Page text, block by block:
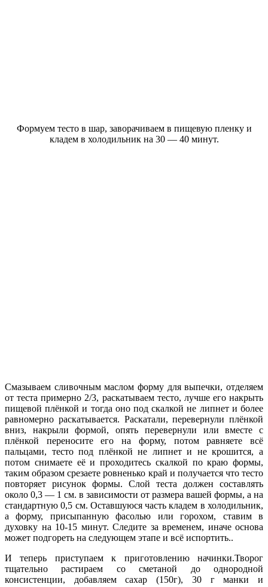
Формуем тесто в шар, заворачиваем в пищевую пленку и
кладем в холодильник на 30 — 40 минут.
Смазываем сливочным маслом форму для выпечки, отделяем
от теста примерно 2/3, раскатываем тесто, лучше его накрыть
пищевой плёнкой и тогда оно под скалкой не липнет и более
равномерно раскатывается. Раскатали, перевернули плёнкой
вниз, накрыли формой, опять перевернули или вместе с
плёнкой переносите его на форму, потом равняете всё
пальцами, тесто под плёнкой не липнет и не крошится, а
потом снимаете её и проходитесь скалкой по краю формы,
таким образом срезаете ровненько край и получается что тесто
повторяет рисунок формы. Слой теста должен составлять
около 0,3 — 1 см. в зависимости от размера вашей формы, а на
стандартную 0,5 см. Оставшуюся часть кладем в холодильник,
а форму, присыпанную фасолью или горохом, ставим в
духовку на 10-15 минут. Следите за временем, иначе основа
может подгореть на следующем этапе и всё испортить..
И теперь приступаем к приготовлению начинки.Творог
тщательно растираем со сметаной до однородной
консистенции, добавляем сахар (150г), 30 г манки и